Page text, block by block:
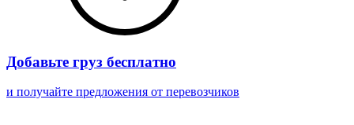
Добавьте груз бесплатно
и получайте предложения от перевозчиков